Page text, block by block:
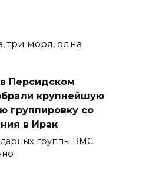
Персидском
крупнейшую
группировку со
в Ирак
группы ВМС